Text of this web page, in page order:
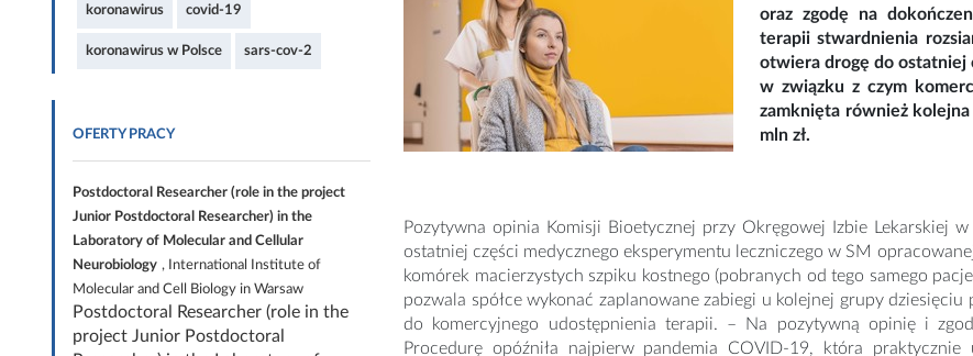
koronawirus covid-19
koronawirus w Polsce sars-cov-2
OFERTY PRACY
Postdoctoral Researcher (role in the project
Junior Postdoctoral Researcher) in the
Laboratory of Molecular and Cellular
Neurobiology , International Institute of
Molecular and Cell Biology in Warsaw
Postdoctoral Researcher (role in the
project Junior Postdoctoral
oraz zgodę na
terapii stwardnienia
otwiera drogę do ostatniej
w związku z czym
zamknięta również
mln zł.
Pozytywna opinia Komisji Bioetycznej przy Okręgowej Izbie Lekarskiej
ostatniej części medycznego eksperymentu leczniczego w SM
komórek macierzystych szpiku kostnego (pobranych od tego samego
pozwala spółce wykonać zaplanowane zabiegi u kolejnej grupy
do komercyjnego udostępnienia terapii. – Na pozytywną opinię i
Procedurę opóźniła najpierw pandemia COVID-19, która